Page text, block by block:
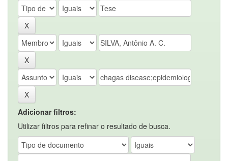
Adicionar filtros:
Utilizar filtros para refinar o resultado de busca.